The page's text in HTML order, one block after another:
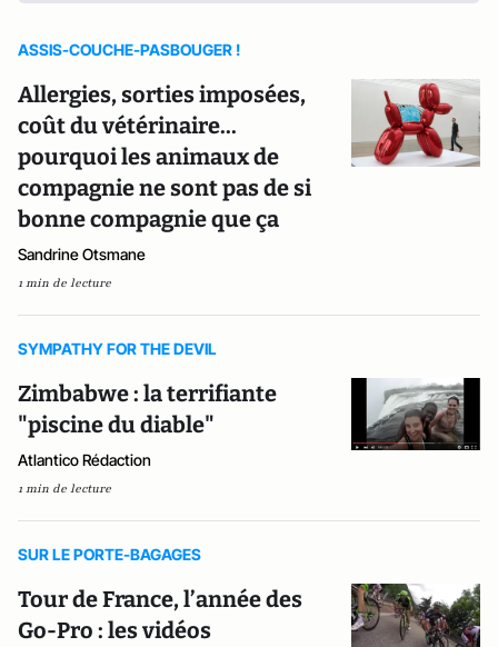
ASSIS-COUCHE-PASBOUGER !
Allergies, sorties imposées,
coût du vétérinaire...
pourquoi les animaux de
compagnie ne sont pas de si
bonne compagnie que ça
Sandrine Otsmane
1 min de lecture
SYMPATHY FOR THE DEVIL
Zimbabwe : la terrifiante
"piscine du diable"
Atlantico Rédaction
1 min de lecture
SUR LE PORTE-BAGAGES
Tour de France, l’année des
Go-Pro : les vidéos